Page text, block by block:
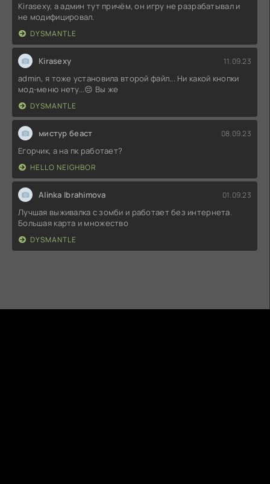
Kirasexy, а админ тут причём, он игру не разрабатывал и
не модифицировал.
DYSMANTLE
Kirasexy 11.09.23
admin, я тоже установила второй файл... Ни какой кнопки
мод-меню нету...😔 Вы же
DYSMANTLE
мистур беаст 08.09.23
Егорчик, а на пк работает?
HELLO NEIGHBOR
Alinka Ibrahimova 01.09.23
Лучшая выживалка с зомби и работает без интернета.
Большая карта и множество
DYSMANTLE